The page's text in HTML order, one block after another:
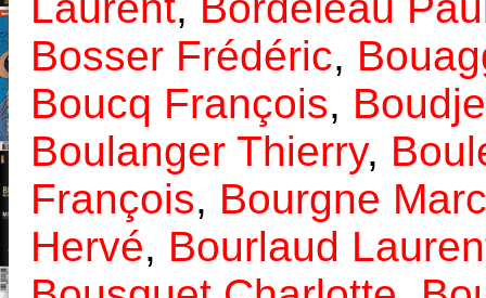
Bosser Frédéric,
Boucq François,
Boulanger Thierry,
François, Bourgne Marc
Hervé, Bourlaud